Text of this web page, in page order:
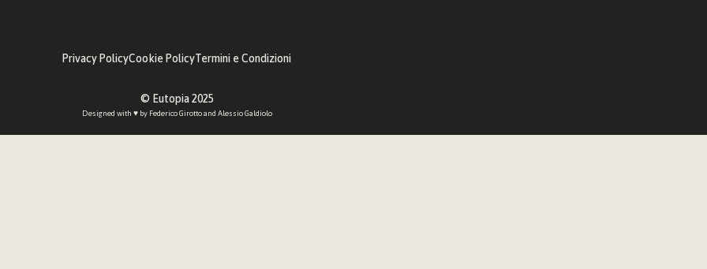
Privacy PolicyCookie PolicyTermini e Condizioni
© Eutopia 2025
Designed with ♥︎ by Federico Girotto and Alessio Galdiolo